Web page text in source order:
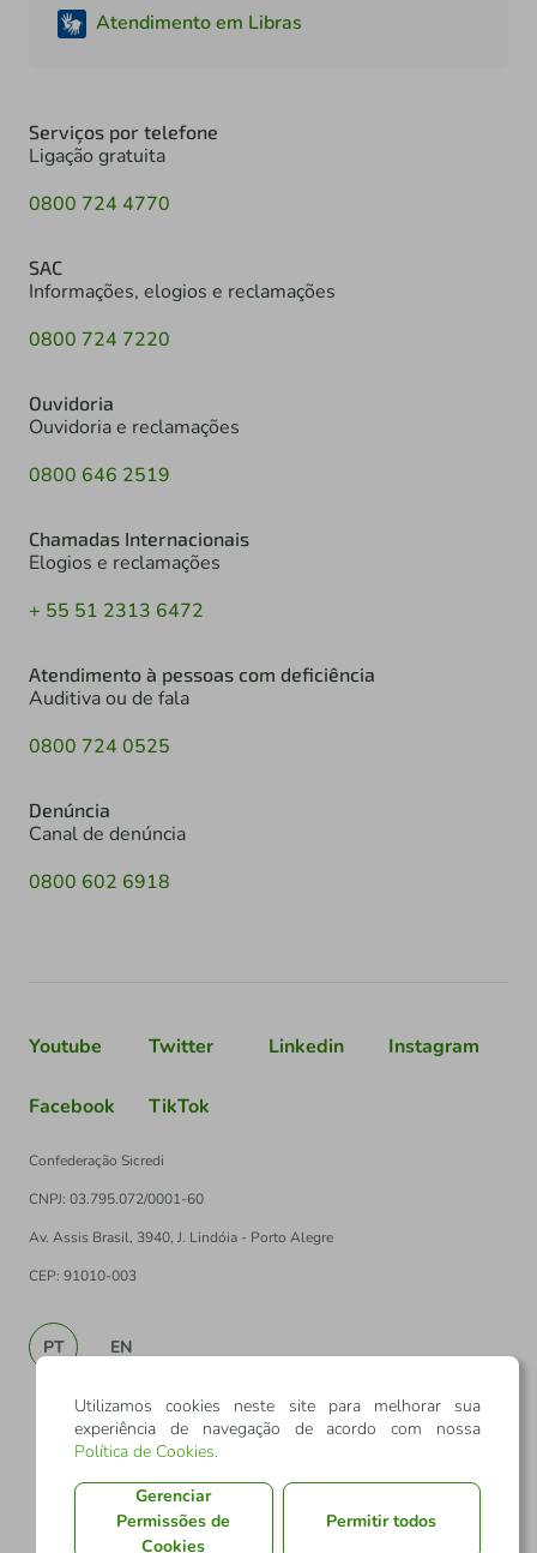
Atendimento em Libras
Serviços por telefone
Ligação gratuita
0800 724 4770
SAC
Informações, elogios e reclamações
0800 724 7220
Ouvidoria
Ouvidoria e reclamações
0800 646 2519
Chamadas Internacionais
Elogios e reclamações
+ 55 51 2313 6472
Atendimento à pessoas com deficiência
Auditiva ou de fala
0800 724 0525
Denúncia
Canal de denúncia
0800 602 6918
Youtube Twitter Linkedin Instagram
Facebook TikTok
Confederação Sicredi
CNPJ: 03.795.072/0001-60
Av. Assis Brasil, 3940, J. Lindóia - Porto Alegre
CEP: 91010-003
PT EN
Utilizamos cookies neste site para melhorar sua
experiência de navegação de acordo com nossa
Política de Cookies.
Gerenciar
Permissões de
Cookies
Permitir todos